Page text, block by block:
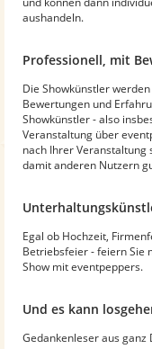
aushandeln.
Professionell, mit
Die Showkünstler
Bewertungen und
Showkünstler - also
Veranstaltung über
nach Ihrer Veranstaltung
damit anderen Nutzern
Egal ob Hochzeit,
Betriebsfeier - feiern Sie
Show mit eventpeppers.
Und es kann
Gedankenleser aus